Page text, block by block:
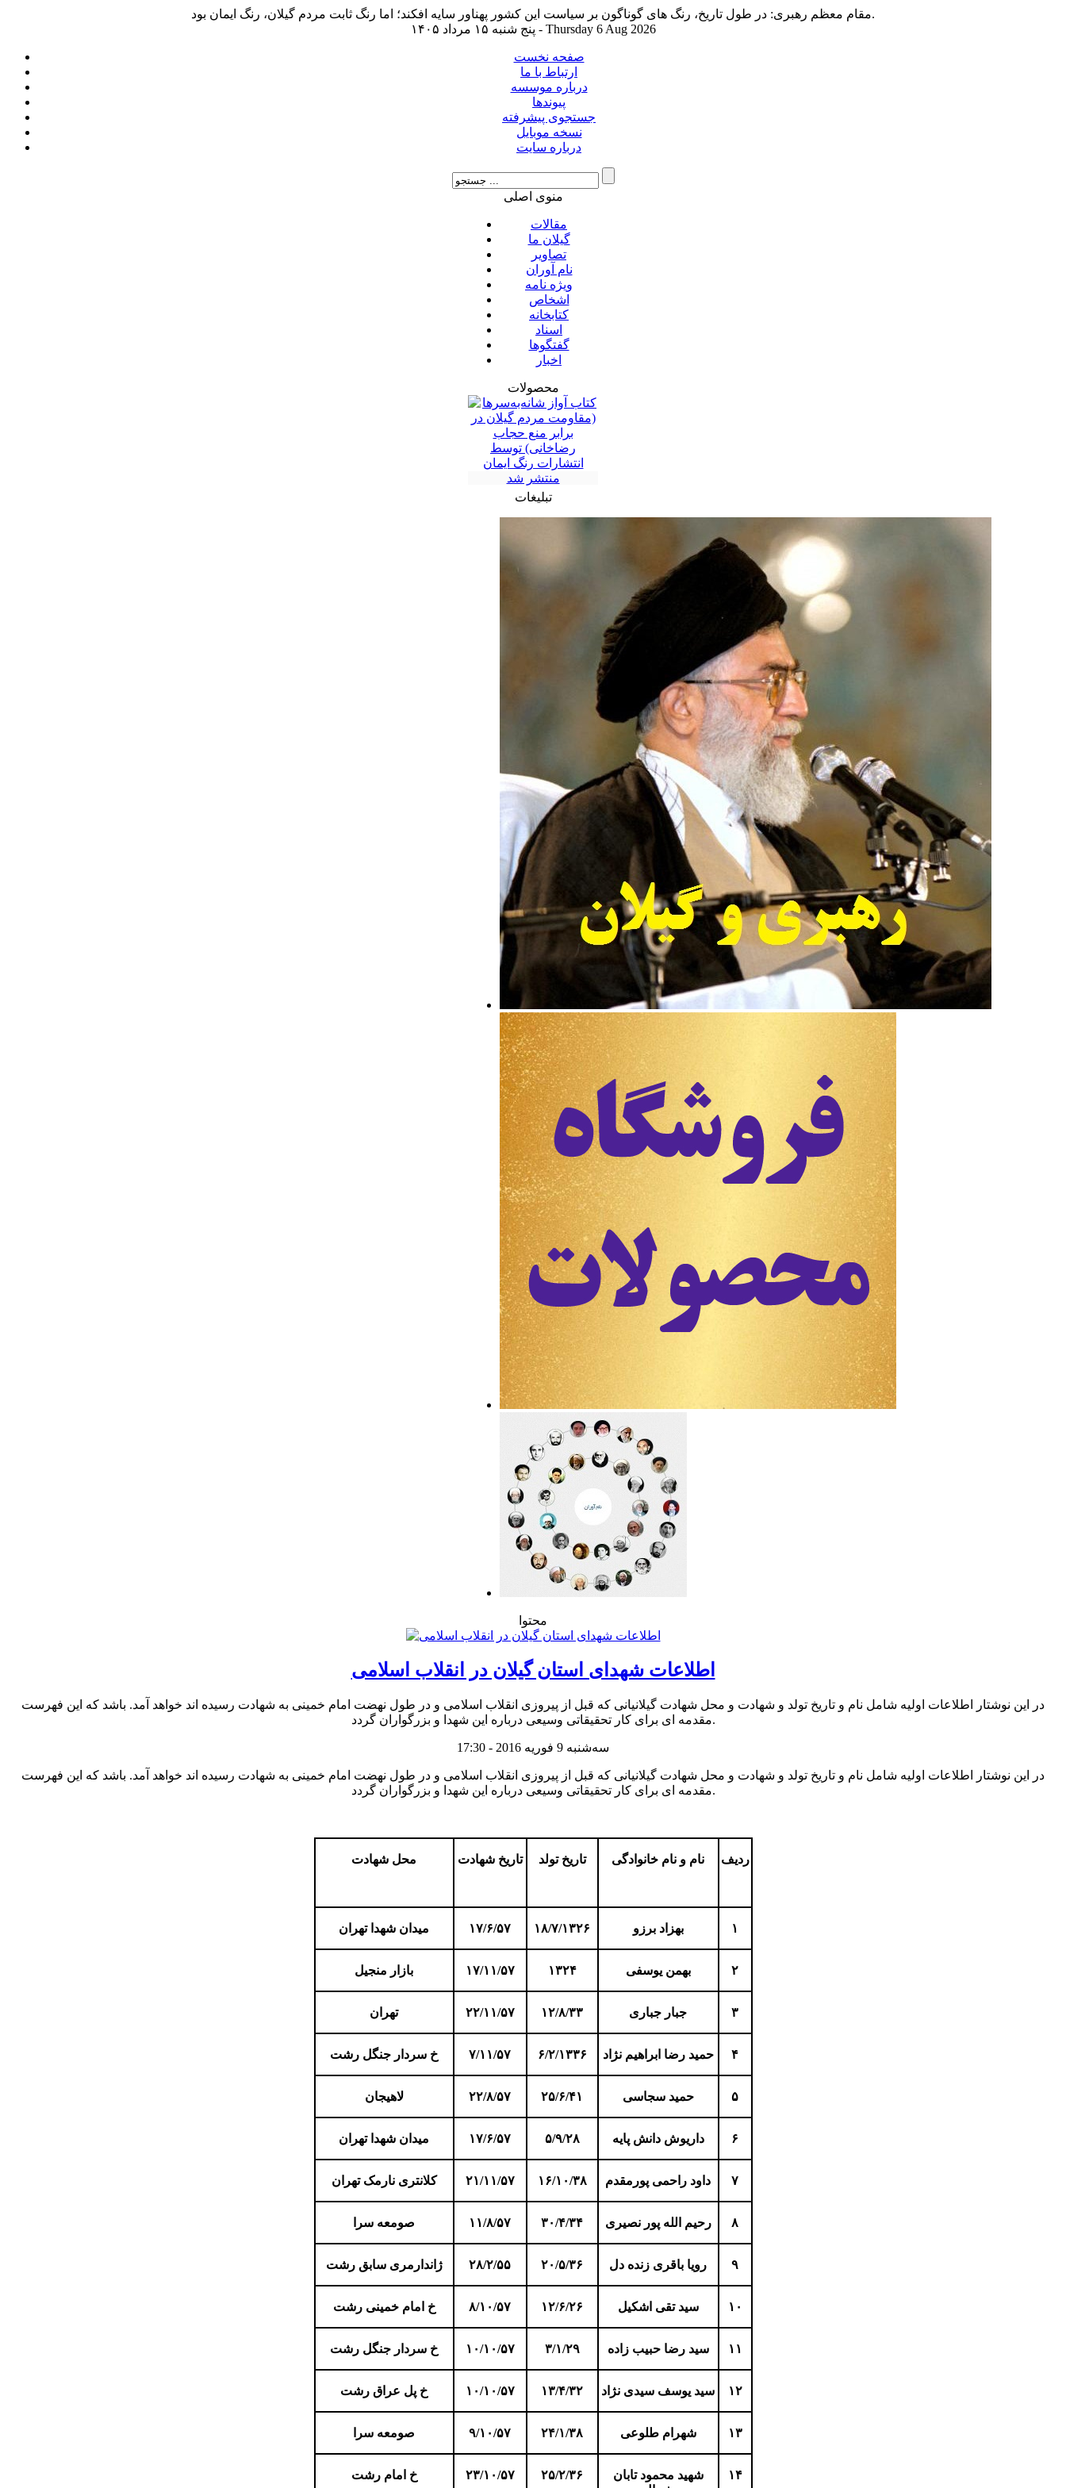
مقام معظم رهبری: در طول تاریخ، رنگ های گوناگون بر سیاست این کشور پهناور سایه افکند؛ اما رنگ ثابت مردم گیلان، رنگ ایمان بود.
پنج شنبه ۱۵ مرداد ۱۴۰۵ - Thursday 6 Aug 2026
صفحه نخست
ارتباط با ما
درباره موسسه
پیوندها
جستجوی پیشرفته
نسخه موبایل
درباره سایت
منوی اصلی
مقالات
گیلان ما
تصاویر
نام آوران
ویژه نامه
اشخاص
کتابخانه
اسناد
گفتگوها
اخبار
محصولات
تبلیغات
محتوا
اطلاعات شهدای استان گیلان در انقلاب اسلامی
در این نوشتار اطلاعات اولیه شامل نام و تاریخ تولد و شهادت و محل شهادت گیلانیانی که قبل از پیروزی انقلاب اسلامی و در طول نهضت امام خمینی به شهادت رسیده اند خواهد آمد. باشد که این فهرست
مقدمه ای برای کار تحقیقاتی وسیعی درباره این شهدا و بزرگواران گردد.
سه‌شنبه 9 فوریه 2016 - 17:30
در این نوشتار اطلاعات اولیه شامل نام و تاریخ تولد و شهادت و محل شهادت گیلانیانی که قبل از پیروزی انقلاب اسلامی و در طول نهضت امام خمینی به شهادت رسیده اند خواهد آمد. باشد که این فهرست
مقدمه ای برای کار تحقیقاتی وسیعی درباره این شهدا و بزرگواران گردد.
ردیف نام و نام خانوادگی تاریخ تولد تاریخ شهادت محل شهادت
۱ بهزاد برزو ۱۸/۷/۱۳۲۶ ۱۷/۶/۵۷ میدان شهدا تهران
۲ بهمن یوسفی ۱۳۲۴ ۱۷/۱۱/۵۷ بازار منجیل
۳ جبار جباری ۱۲/۸/۳۳ ۲۲/۱۱/۵۷ تهران
۴ حمید رضا ابراهیم نژاد ۶/۲/۱۳۳۶ ۷/۱۱/۵۷ خ سردار جنگل رشت
۵ حمید سجاسی ۲۵/۶/۴۱ ۲۲/۸/۵۷ لاهیجان
۶ داریوش دانش پایه ۵/۹/۲۸ ۱۷/۶/۵۷ میدان شهدا تهران
۷ داود راحمی پورمقدم ۱۶/۱۰/۳۸ ۲۱/۱۱/۵۷ کلانتری نارمک تهران
۸ رحیم الله پور نصیری ۳۰/۴/۳۴ ۱۱/۸/۵۷ صومعه سرا
۹ رویا باقری زنده دل ۲۰/۵/۳۶ ۲۸/۲/۵۵ ژاندارمری سابق رشت
۱۰ سید تقی اشکیل ۱۲/۶/۲۶ ۸/۱۰/۵۷ خ امام خمینی رشت
۱۱ سید رضا حبیب زاده ۳/۱/۲۹ ۱۰/۱۰/۵۷ خ سردار جنگل رشت
۱۲ سید یوسف سیدی نژاد ۱۳/۴/۳۲ ۱۰/۱۰/۵۷ خ پل عراق رشت
۱۳ شهرام طلوعی ۲۴/۱/۳۸ ۹/۱۰/۵۷ صومعه سرا
۱۴
شهید محمود تابان
۲۵/۲/۳۶ ۲۳/۱۰/۵۷ خ امام رشت